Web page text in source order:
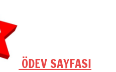
ÖDEV SAYFASI